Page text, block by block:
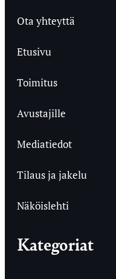
Ota yhteyttä
Etusivu
Toimitus
Avustajille
Mediatiedot
Tilaus ja jakelu
Näköislehti
Kategoriat